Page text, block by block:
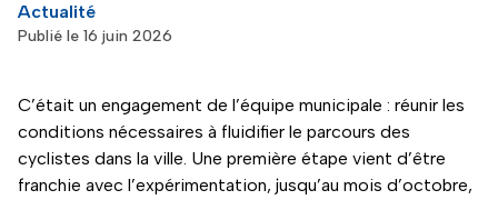
Actualité
Publié le 16 juin 2026
C’était un engagement de l’équipe municipale : réunir les
conditions nécessaires à fluidifier le parcours des
cyclistes dans la ville. Une première étape vient d’être
franchie avec l’expérimentation, jusqu’au mois d’octobre,